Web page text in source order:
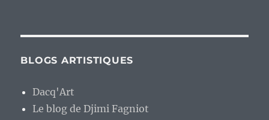
BLOGS ARTISTIQUES
Dacq'Art
Le blog de Djimi Fagniot